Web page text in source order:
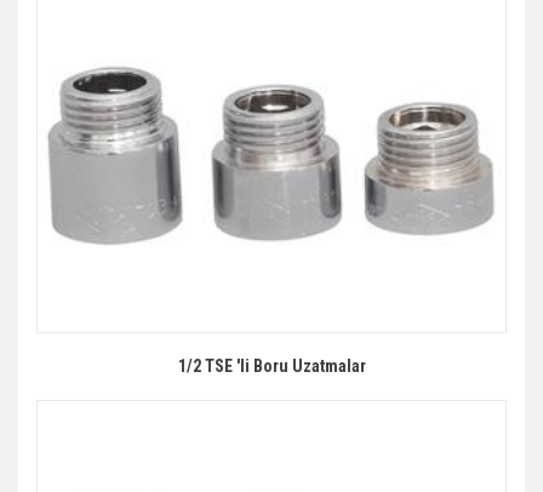
1/2 TSE 'li Boru Uzatmalar